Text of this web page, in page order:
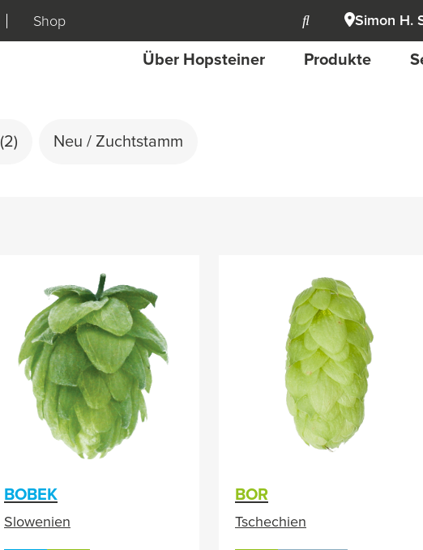
Shop Simon H.
Über Hopsteiner Produkte
(2) Neu / Zuchtstamm
BOBEK
Slowenien
BOR
Tschechien